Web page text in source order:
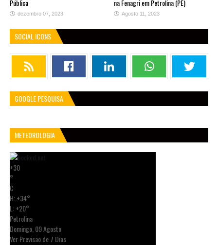
Pública
dezembro 07, 2023
na Fenagri em Petrolina (PE)
Agosto 11, 2023
SOCIAL ICONS
GOOGLE PESQUISA
METEOROLOGIA
+30
°
C
H:+34°
L:+20°
Petrolina
Domingo, 09 Agosto
Ver Previsão de 7 Dias